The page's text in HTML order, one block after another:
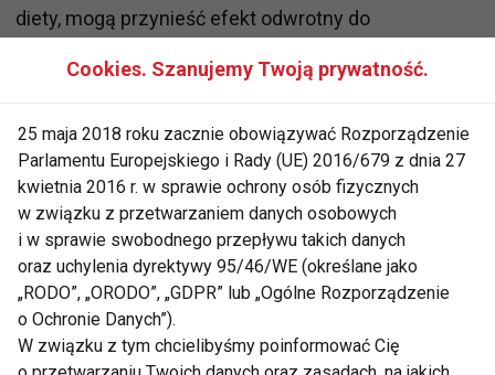
diety, mogą przynieść efekt odwrotny do
Spersonalizowanego Programu Zarządzania Wagą.
można kierować się pewnymi sprawdzonymi i
racjonalnymi uniwersalnymi krokami w jej
budowaniu, to nie ma rozwiązań uniwersalnych.
Dieta jest uzależniona od aktywności fizycznej,
poziomu nadwagi. Jej zmiana to proces. Dobrze
zaplanowana, rozłożona w czasie, przyniesie dużo
lepsze i przede wszystkim trwałe efekty.
Cookies. Szanujemy Twoją prywatność.
25 maja 2018 roku zacznie obowiązywać Rozporządzenie
Parlamentu Europejskiego i Rady (UE) 2016/679 z dnia 27
kwietnia 2016 r. w sprawie ochrony osób fizycznych
w związku z przetwarzaniem danych osobowych
i w sprawie swobodnego przepływu takich danych
oraz uchylenia dyrektywy 95/46/WE (określane jako
„RODO”, „ORODO”, „GDPR” lub „Ogólne Rozporządzenie
o Ochronie Danych”).
W związku z tym chcielibyśmy poinformować Cię